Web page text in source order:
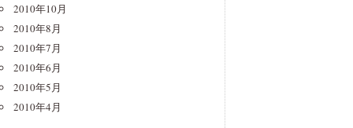
2010年10月
2010年8月
2010年7月
2010年6月
2010年5月
2010年4月